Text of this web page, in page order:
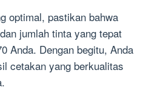
optimal, pastikan bahwa
jumlah tinta yang tepat
Anda. Dengan begitu, Anda
cetakan yang berkualitas